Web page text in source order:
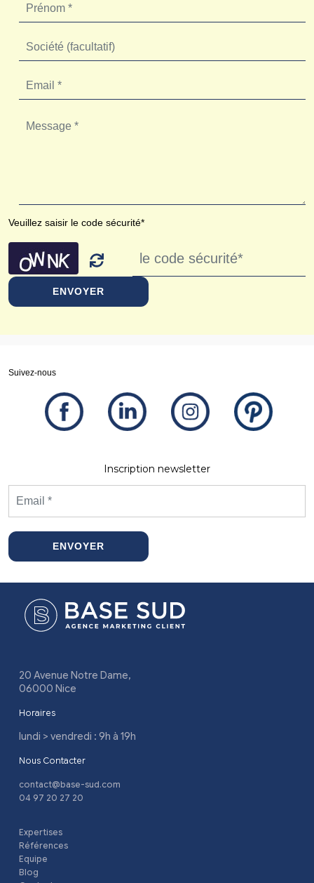
Veuillez saisir le code sécurité*
ENVOYER
Suivez-nous
Inscription newsletter
ENVOYER
20 Avenue Notre Dame,
06000 Nice
Horaires
lundi > vendredi : 9h à 19h
Nous Contacter
contact@base-sud.com
04 97 20 27 20
Expertises
Références
Equipe
Blog